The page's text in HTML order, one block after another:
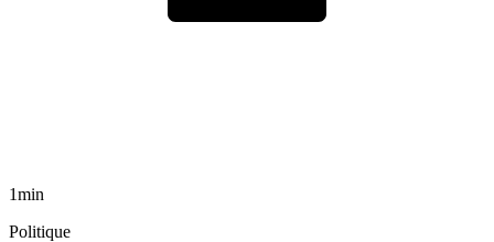
1min
Politique